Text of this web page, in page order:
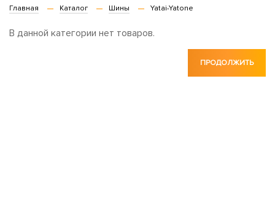
Главная Каталог Шины Yatai-Yatone
В данной категории нет товаров.
ПРОДОЛЖИТЬ